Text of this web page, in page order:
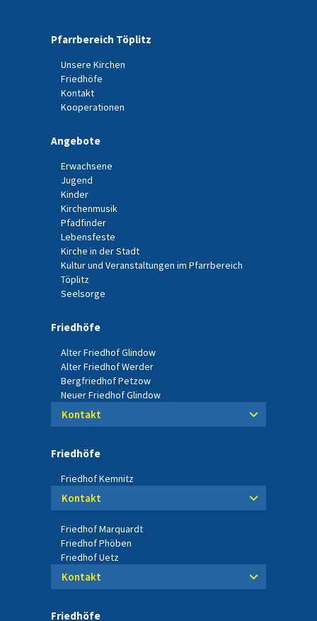
Pfarrbereich Töplitz
Unsere Kirchen
Friedhöfe
Kontakt
Kooperationen
Angebote
Erwachsene
Jugend
Kinder
Kirchenmusik
Pfadfinder
Lebensfeste
Kirche in der Stadt
Kultur und Veranstaltungen im Pfarrbereich
Töplitz
Seelsorge
Friedhöfe
Alter Friedhof Glindow
Alter Friedhof Werder
Bergfriedhof Petzow
Neuer Friedhof Glindow
Kontakt
Friedhöfe
Friedhof Kemnitz
Kontakt
Friedhof Marquardt
Friedhof Phöben
Friedhof Uetz
Kontakt
Friedhöfe